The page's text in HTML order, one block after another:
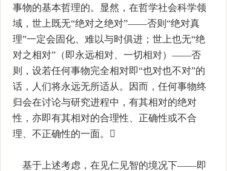
事物的基本哲理的。显然，在哲学社会科学领
域，世上既无“绝对之绝对”——否则“绝对真
理”一定会固化、难以与时俱进；世上也无“绝
对之相对”（即永远相对、一切相对）——否
则，设若任何事物完全相对即“也对也不对”的
话，人们将永远无所适从。因而，任何事物终
归会在讨论与研究进程中，有其相对的绝对
性，亦即有其相对的合理性、正确性或不合
理、不正确性的一面。
基于上述考虑，在见仁见智的境况下——即